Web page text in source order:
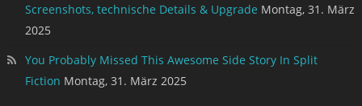
Screenshots, technische Details & Upgrade Montag, 31. März
2025
You Probably Missed This Awesome Side Story In Split
Fiction Montag, 31. März 2025